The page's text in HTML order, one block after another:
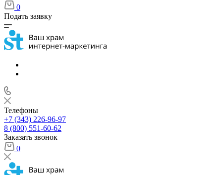
0
Подать заявку
Телефоны
+7 (343) 226-96-97
8 (800) 551-60-62
Заказать звонок
0